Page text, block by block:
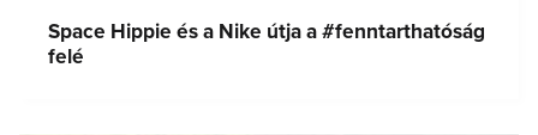
Space Hippie és a Nike útja a #fenntarthatóság
felé